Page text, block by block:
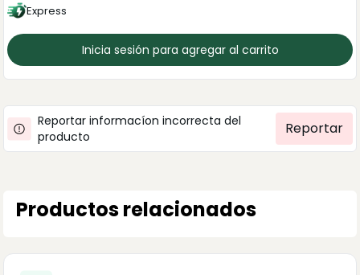
Express
Inicia sesión para agregar al carrito
Reportar informacíon incorrecta del
producto
Reportar
Productos relacionados